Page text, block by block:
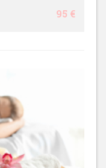
95 €